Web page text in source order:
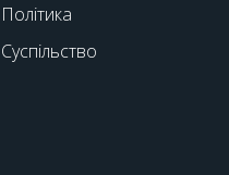
Політика
Суспільство